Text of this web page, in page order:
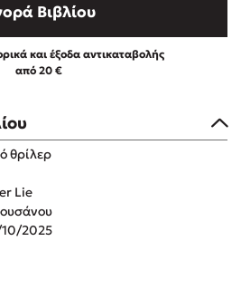
κάτω, μπροστά, πίσω
Αφήστε τους
θρίλερ
Lie
2025
Βιβλίου
και έξοδα αντικαταβολής
από 20 €